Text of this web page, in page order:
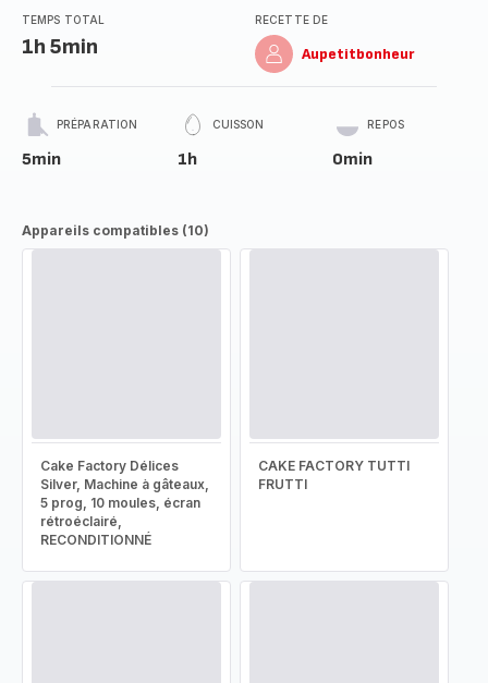
TEMPS TOTAL
1h 5min
RECETTE DE
Aupetitbonheur
PRÉPARATION
5min
CUISSON
1h
REPOS
0min
Appareils compatibles (10)
Cake Factory Délices
Silver, Machine à gâteaux,
5 prog, 10 moules, écran
rétroéclairé,
RECONDITIONNÉ
CAKE FACTORY TUTTI
FRUTTI